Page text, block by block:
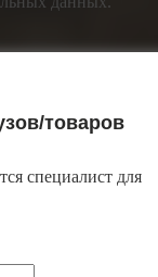
товаров
специалист для